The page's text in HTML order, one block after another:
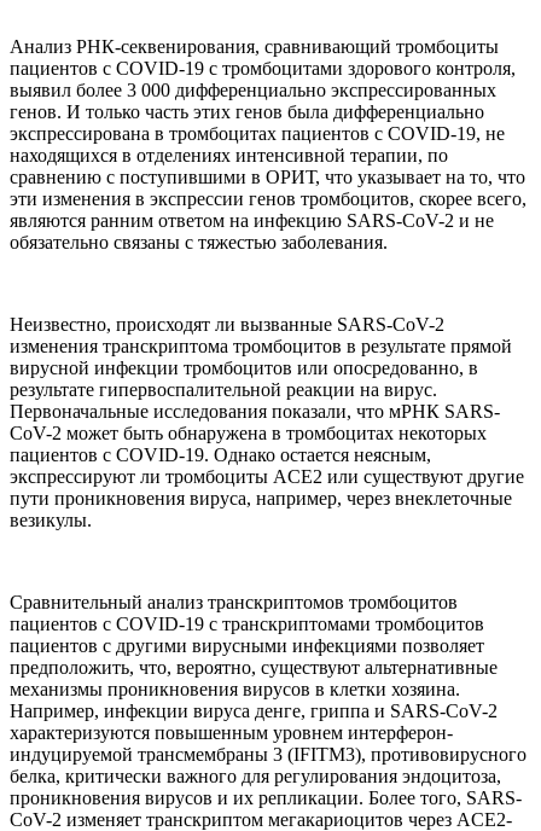
Анализ РНК-секвенирования, сравнивающий тромбоциты
пациентов с COVID-19 с тромбоцитами здорового контроля,
выявил более 3 000 дифференциально экспрессированных
генов. И только часть этих генов была дифференциально
экспрессирована в тромбоцитах пациентов с COVID-19, не
находящихся в отделениях интенсивной терапии, по
сравнению с поступившими в ОРИТ, что указывает на то, что
эти изменения в экспрессии генов тромбоцитов, скорее всего,
являются ранним ответом на инфекцию SARS-CoV-2 и не
обязательно связаны с тяжестью заболевания.
Неизвестно, происходят ли вызванные SARS-CoV-2
изменения транскриптома тромбоцитов в результате прямой
вирусной инфекции тромбоцитов или опосредованно, в
результате гипервоспалительной реакции на вирус.
Первоначальные исследования показали, что мРНК SARS-
CoV-2 может быть обнаружена в тромбоцитах некоторых
пациентов с COVID-19. Однако остается неясным,
экспрессируют ли тромбоциты ACE2 или существуют другие
пути проникновения вируса, например, через внеклеточные
везикулы.
Сравнительный анализ транскриптомов тромбоцитов
пациентов с COVID-19 с транскриптомами тромбоцитов
пациентов с другими вирусными инфекциями позволяет
предположить, что, вероятно, существуют альтернативные
механизмы проникновения вирусов в клетки хозяина.
Например, инфекции вируса денге, гриппа и SARS-CoV-2
характеризуются повышенным уровнем интерферон-
индуцируемой трансмембраны 3 (IFITM3), противовирусного
белка, критически важного для регулирования эндоцитоза,
проникновения вирусов и их репликации. Более того, SARS-
CoV-2 изменяет транскриптом мегакариоцитов через ACE2-